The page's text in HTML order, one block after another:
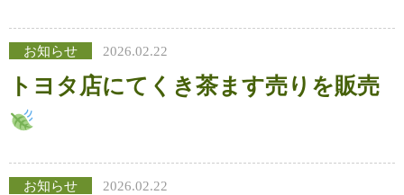
お知らせ 2026.02.22
トヨタ店にてくき茶ます売りを販売
お知らせ 2026.02.22